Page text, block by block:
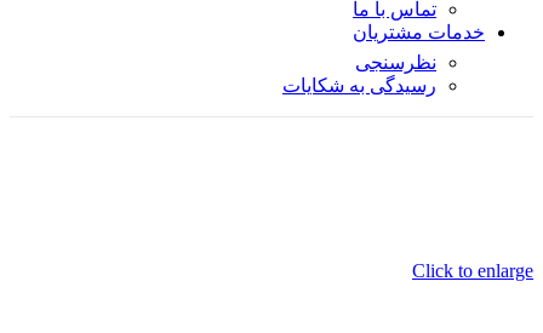
تماس با ما
خدمات مشتریان
نظرسنجی
رسیدگی به شکایات
Click to enlarge